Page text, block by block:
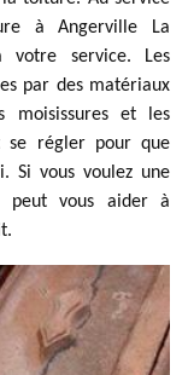
à Angerville La
votre service. Les
par des matériaux
moisissures et les
se régler pour que
Si vous voulez une
peut vous aider à